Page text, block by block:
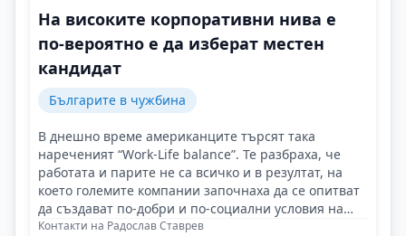
На високите корпоративни нива е
по-вероятно е да изберат местен
кандидат
Българите в чужбина
В днешно време американците търсят така
нареченият “Work-Life balance”. Те разбраха, че
работата и парите не са всичко и в резултат, на
което големите компании започнаха да се опитват
да създават по-добри и по-социални условия на
труд!
Контакти на Радослав Ставрев